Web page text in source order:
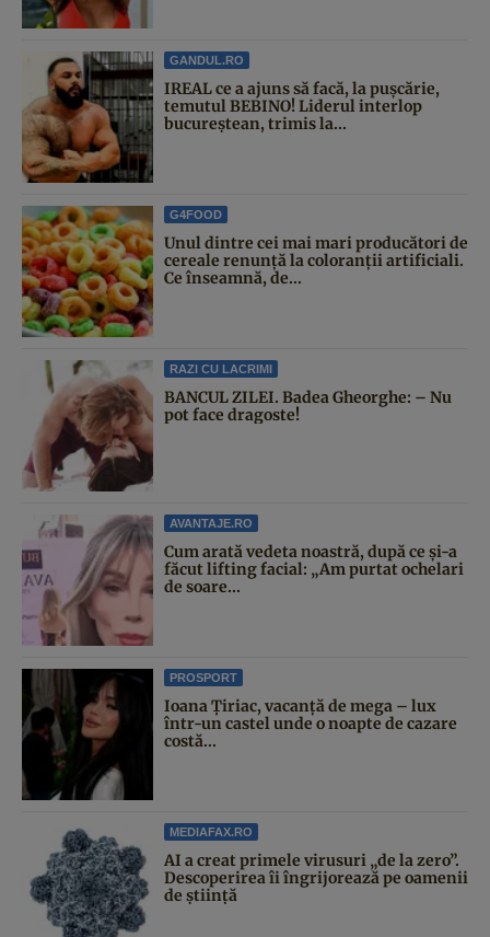
GANDUL.RO
IREAL ce a ajuns să facă, la pușcărie,
temutul BEBINO! Liderul interlop
bucureștean, trimis la...
G4FOOD
Unul dintre cei mai mari producători de
cereale renunță la coloranții artificiali.
Ce înseamnă, de...
RAZI CU LACRIMI
BANCUL ZILEI. Badea Gheorghe: – Nu
pot face dragoste!
AVANTAJE.RO
Cum arată vedeta noastră, după ce și-a
făcut lifting facial: „Am purtat ochelari
de soare...
PROSPORT
Ioana Țiriac, vacanță de mega – lux
într-un castel unde o noapte de cazare
costă...
MEDIAFAX.RO
AI a creat primele virusuri „de la zero”.
Descoperirea îi îngrijorează pe oamenii
de știință